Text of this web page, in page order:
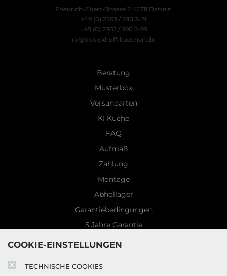
COOKIE-EINSTELLUNGEN
TECHNISCHE COOKIES
Friedrich-Ebert-Strasse 2 45711 Datteln
+49 (0) 2363 / 390 3-19
+49 (0) 2363 / 390 3-99
rk@brauckhoff-kuechen.de
Beratung
Musterbox
Versandarten
KI Küche
FAQ
Aufmaß
Zahlung
Montage
Abhollager
Garantiebedingungen
5 Jahre Garantie
Blog